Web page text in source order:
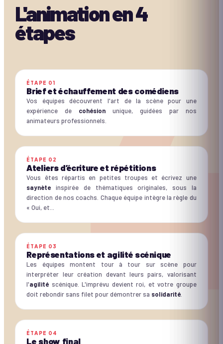
L'animation en4
étapes
ÉTAPE 01
Brief et échauffement des comédiens
Vos équipes découvrent l'art de la scène pour une
expérience de cohésion unique, guidées par nos
animateurs professionnels.
ÉTAPE 02
Ateliers d’écriture et répétitions
Vous êtes répartis en petites troupes et écrivez une
saynète inspirée de thématiques originales, sous la
direction de nos coachs. Chaque équipe intègre la règle du
« Oui, et...
ÉTAPE 03
Représentations et agilité scénique
Les équipes montent tour à tour sur scène pour
interpréter leur création devant leurs pairs, valorisant
l'agilité scénique. L'imprévu devient roi, et votre groupe
doit rebondir sans filet pour démontrer sa solidarité
ÉTAPE 04
Le show final